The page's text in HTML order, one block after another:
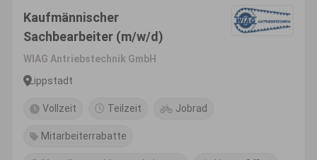
Kaufmännischer
Sachbearbeiter (m/w/d)
WIAG Antriebstechnik GmbH
Lippstadt
Vollzeit Teilzeit Jobrad
Mitarbeiterrabatte